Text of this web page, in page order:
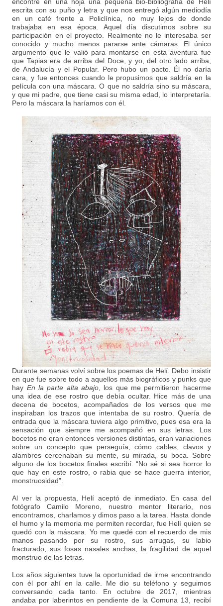
escrita con su puño y letra y que nos entregó algún mediodía
en un café frente a Policlínica, no muy lejos de donde
trabajaba en esa época. Aquel día discutimos sobre su
participación en el proyecto. Realmente no le interesaba ser
conocido y mucho menos pararse ante cámaras. El único
argumento que le valió para montarse en esta aventura fue
que Tapias era de arriba del Doce, y yo, del otro lado arriba,
de Andalucía y el Popular. Pero hubo un pacto. Él no daría
cara, y fue entonces cuando le propusimos que saldría en la
película con una máscara. O que no saldría sino su máscara,
y que mi padre, que tiene casi su misma edad, lo interpretaría.
Pero la máscara la haríamos con él.
Durante semanas volví sobre los poemas de Helí. Debo insistir
en que fue sobre todo a aquellos más biográficos y punks que
hay En la parte alta abajo , los que me permitieron hacerme
una idea de ese rostro que debía ocultar. Hice más de una
decena de bocetos, acompañados de los versos que me
inspiraban los trazos que intentaba de su rostro. Quería de
entrada que la máscara tuviera algo primitivo, pues esa era la
sensación que siempre me acompañó en sus letras. Los
bocetos no eran entonces versiones distintas, eran variaciones
sobre un concepto que perseguía, cómo cables, clavos y
alambres cercenaban su mente, su mirada, su boca. Sobre
alguno de los bocetos finales escribí: “No sé si sea horror lo
que hay en este rostro, o rabia que se hace guerra interior,
monstruosidad”.
Al ver la propuesta, Helí aceptó de inmediato. En casa del
fotógrafo Camilo Moreno, nuestro mentor literario, nos
encontramos, charlamos y dimos paso a la tarea. Hasta donde
el humo y la memoria me permiten recordar, fue Helí quien se
quedó con la máscara. Yo me quedé con el recuerdo de mis
manos pasando por su rostro, sus arrugas, su labio
fracturado, sus fosas nasales anchas, la fragilidad de aquel
monstruo de las letras.
Los años siguientes tuve la oportunidad de irme encontrando
con él por ahí en la calle. Me dio su teléfono y seguimos
conversando cada tanto. En octubre de 2017, mientras
andaba por laberintos en pendiente de la Comuna 13, recibí